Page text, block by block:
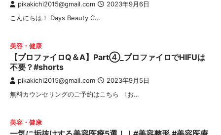
pikakichi2015@gmail.com 2023年9月6日
こんにちは！ Days Beauty C…
美容・健康
【プロファイロQ＆A】Part④_プロファイロでHIFUは
不要？#shorts
pikakichi2015@gmail.com 2023年9月5日
無料カウンセリングのご予約はこちら 〈お…
美容・健康